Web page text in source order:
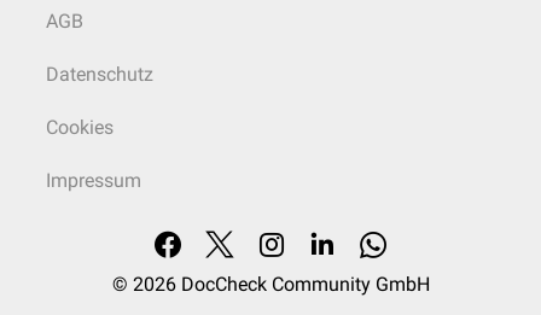
AGB
Datenschutz
Cookies
Impressum
© 2026 DocCheck Community GmbH